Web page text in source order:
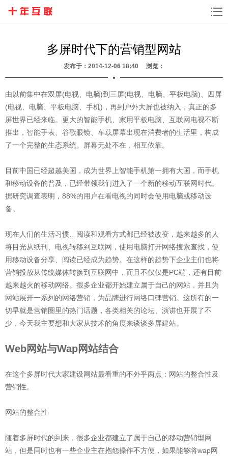
多屏时代下的营销型网站
发布于：2014-12-06 18:40 浏览：
由以前集中在双屏(电视、电脑)到三屏(电视、电脑、平板电脑)、四屏
(电视、电脑、平板电脑、手机)，再到户外大屏也被纳入，真正的多
屏世界已经来临。更大的智能手机、家用平板电脑、互联网电视不断
推出，智能手表、谷歌眼镜、车载屏幕出现在消费者的生活里，构成
了一个完整的生态系统。屏幕无处不在，相互依靠。
目前中国已经超越美国，成为世界上智能手机第一拥有大国，而手机
和移动设备的普及，已经带领我们进入了一个新的移动互联网时代。
据研究调查表明，88%的用户在看电视的同时会使用电脑或移动设
备。
现在人们的生活习惯、阅读和观看方式都已经被改变，越来越多的人
将目光从纸刊、电视转移到互联网，使用电脑打开网络搜索查找，使
用移动设备分享、阅读已经成为趋势。在这样的趋势下企业主们也将
营销投放从传统媒体转换到互联网中，而且不仅仅是PC端，还有目前
越来越火的移动网络。很多企业都开始建立属于自己的网站，并且为
网站展开一系列的网络营销，为品牌进行网络口碑营销。这所有的一
切早就是营销圈里的热门话题，各类相关的论坛、演讲也开展了不
少，今天我主要想和大家从技术的角度来谈谈多屏建站。
Web网站与Wap网站结合
在这个多屏时代大家建设网站最看重的不外乎两点：网站的整合性及
营销性。
网站的整合性
随着多屏时代的到来，很多企业都建立了属于自己的移动营销型网
站，但是同时也有一些企业主在抱怨操作不方便，如果能够将wap网